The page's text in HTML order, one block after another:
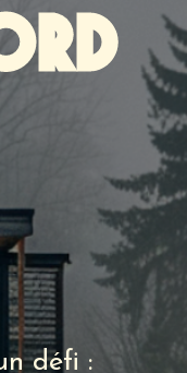
défi :